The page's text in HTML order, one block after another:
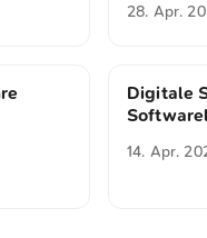
28. Apr.
Digitale
14. Apr.